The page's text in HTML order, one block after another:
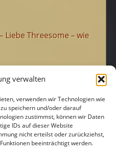
verwalten
verwenden wir Technologien wie
speichern und/oder darauf
zustimmst, können wir Daten
IDs auf dieser Website
nicht erteilst oder zurückziehst,
beeinträchtigt werden.
Liebe Threesome – wie
& Beat